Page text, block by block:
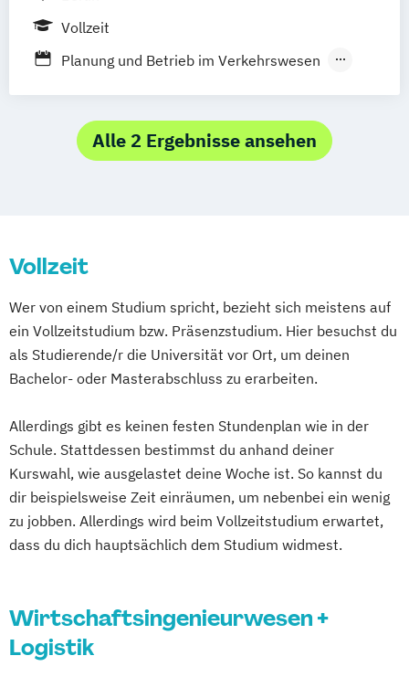
Vollzeit
Planung und Betrieb im Verkehrswesen
Alle 2 Ergebnisse ansehen
Vollzeit
Wer von einem Studium spricht, bezieht sich meistens auf
ein Vollzeitstudium bzw. Präsenzstudium. Hier besuchst du
als Studierende/r die Universität vor Ort, um deinen
Bachelor- oder Masterabschluss zu erarbeiten.
Allerdings gibt es keinen festen Stundenplan wie in der
Schule. Stattdessen bestimmst du anhand deiner
Kurswahl, wie ausgelastet deine Woche ist. So kannst du
dir beispielsweise Zeit einräumen, um nebenbei ein wenig
zu jobben. Allerdings wird beim Vollzeitstudium erwartet,
dass du dich hauptsächlich dem Studium widmest.
Wirtschaftsingenieurwesen +
Logistik